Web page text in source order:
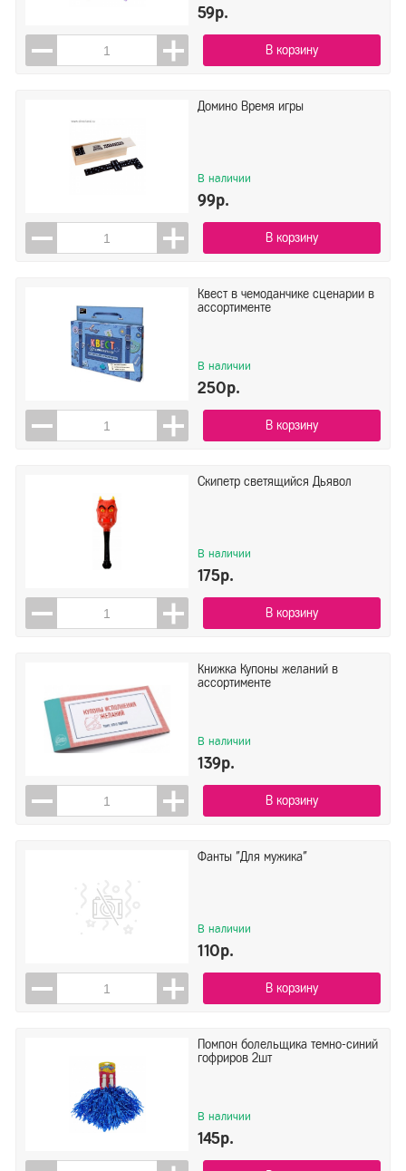
59р.
В корзину
Домино Время игры
В наличии
99р.
В корзину
Квест в чемоданчике сценарии в
ассортименте
В наличии
250р.
В корзину
Скипетр светящийся Дьявол
В наличии
175р.
В корзину
Книжка Купоны желаний в
ассортименте
В наличии
139р.
В корзину
Фанты "Для мужика"
В наличии
110р.
В корзину
Помпон болельщика темно-синий
гофриров 2шт
В наличии
145р.